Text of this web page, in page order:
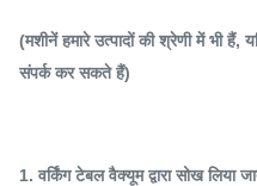
(मशीनें हमारे उत्पादों की श्रेणी में भी
संपर्क कर सकते हैं)
1. वर्किंग टेबल वैक्यूम द्वारा सोख लिया